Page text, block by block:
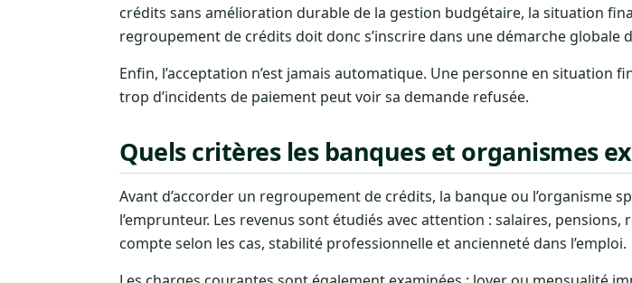
crédits sans amélioration durable de la gestion budgétaire, la situation
regroupement de crédits doit donc s’inscrire dans une démarche globale
Enfin, l’acceptation n’est jamais automatique. Une personne en situation
trop d’incidents de paiement peut voir sa demande refusée.
Quels critères les banques et organismes
Avant d’accorder un regroupement de crédits, la banque ou l’organisme
l’emprunteur. Les revenus sont étudiés avec attention : salaires,
compte selon les cas, stabilité professionnelle et ancienneté dans l’emploi.